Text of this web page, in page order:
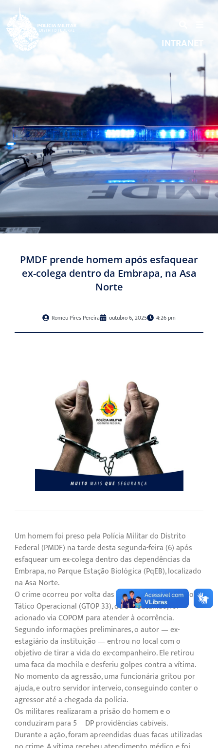
INTRANET
PMDF prende homem após esfaquear
ex-colega dentro da Embrapa, na Asa
Norte
Romeu Pires Pereira outubro 6, 2025 4:26 pm
Um homem foi preso pela Polícia Militar do Distrito
Federal (PMDF) na tarde desta segunda-feira (6) após
esfaquear um ex-colega dentro das dependências da
Embrapa, no Parque Estação Biológica (PqEB), localizado
na Asa Norte.
O crime ocorreu por volta das 13h45, quando o Grupo
Tático Operacional (GTOP 33), do 3º Batalhão, foi
acionado via COPOM para atender à ocorrência.
Segundo informações preliminares, o autor — ex-
estagiário da instituição — entrou no local com o
objetivo de tirar a vida do ex-companheiro. Ele retirou
uma faca da mochila e desferiu golpes contra a vítima.
No momento da agressão, uma funcionária gritou por
ajuda, e outro servidor interveio, conseguindo conter o
agressor até a chegada da polícia.
Os militares realizaram a prisão do homem e o
conduziram para 5º DP providências cabíveis.
Durante a ação, foram apreendidas duas facas utilizadas